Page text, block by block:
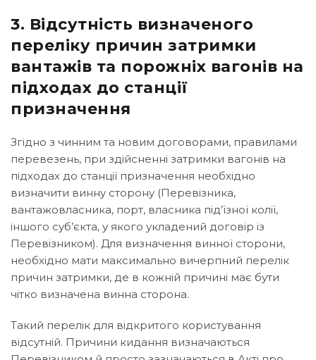
3. Відсутність визначеного
переліку причин затримки
вантажів та порожніх вагонів на
підходах до станції
призначення
Згідно з чинним та новим договорами, правилами
перевезень, при здійсненні затримки вагонів на
підходах до станції призначення необхідно
визначити винну сторону (Перевізника,
вантажовласника, порт, власника під’їзної колії,
іншого суб’єкта, у якого укладений договір із
Перевізником). Для визначення винної сторони,
необхідно мати максимально вичерпний перелік
причин затримки, де в кожній причині має бути
чітко визначена винна сторона.
Такий перелік для відкритого користування
відсутній. Причини кидання визначаються